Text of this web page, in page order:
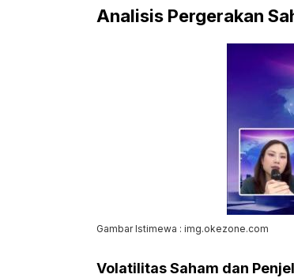
Analisis Pergerakan
Gambar Istimewa : img.okezone.com
Volatilitas Saham dan